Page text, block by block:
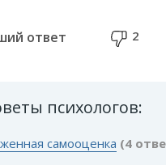
ответ 2
психологов:
самооценка (4